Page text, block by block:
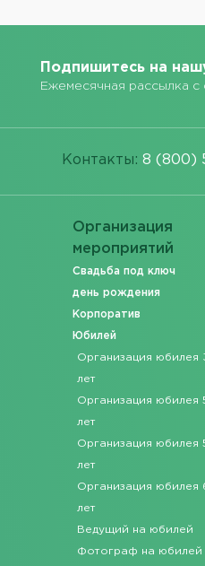
Подпишитесь на
Ежемесячная рассылка
Контакты: 8 (800)
Организация
мероприятий
Свадьба под ключ
день рождения
Корпоратив
Юбилей
Организация юбилея
лет
Организация юбилея
лет
Организация юбилея
лет
Организация юбилея
лет
Ведущий на юбилей
Фотограф на юбилей